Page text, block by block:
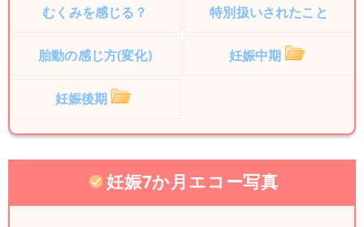
むくみを感じる？ 特別扱いされたこと
胎動の感じ方(変化) 妊娠中期
妊娠後期
妊娠7か月エコー写真